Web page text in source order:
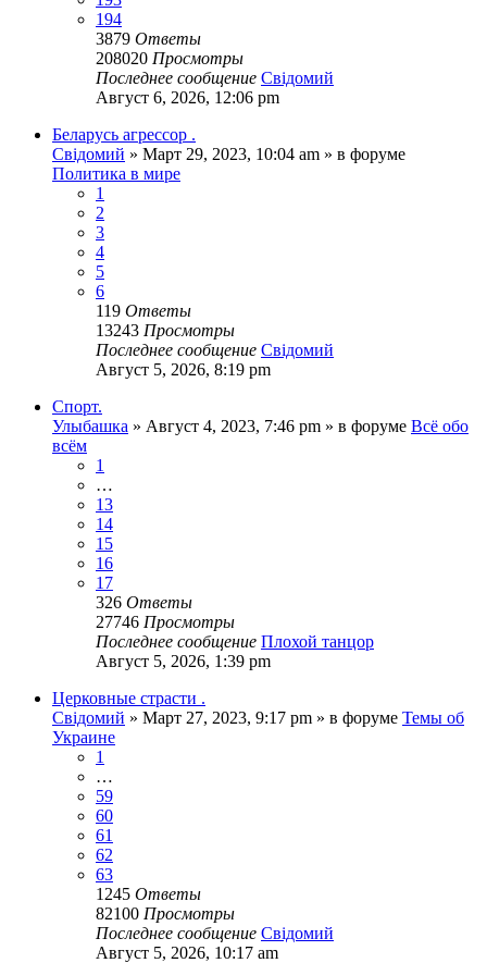
194
3879 Ответы
208020 Просмотры
Последнее сообщение Свідомий
Август 6, 2026, 12:06 pm
Беларусь агрессор .
Свідомий » Март 29, 2023, 10:04 am » в форуме
Политика в мире
1
2
3
4
5
6
119 Ответы
13243 Просмотры
Последнее сообщение Свідомий
Август 5, 2026, 8:19 pm
Спорт.
Улыбашка » Август 4, 2023, 7:46 pm » в форуме Всё обо
всём
1
…
13
14
15
16
17
326 Ответы
27746 Просмотры
Последнее сообщение Плохой танцор
Август 5, 2026, 1:39 pm
Церковные страсти .
Свідомий » Март 27, 2023, 9:17 pm » в форуме Темы об
Украине
1
…
59
60
61
62
63
1245 Ответы
82100 Просмотры
Последнее сообщение Свідомий
Август 5, 2026, 10:17 am